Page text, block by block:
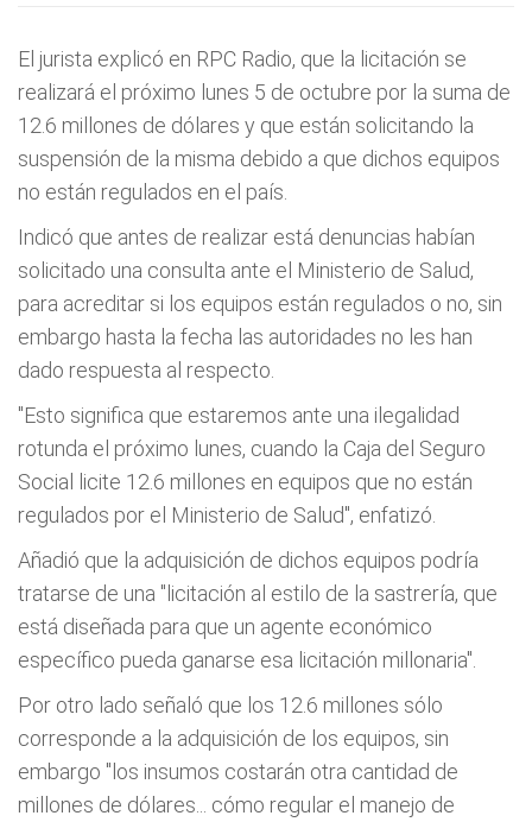
El jurista explicó en RPC Radio, que la licitación se
realizará el próximo lunes 5 de octubre por la suma de
12.6 millones de dólares y que están solicitando la
suspensión de la misma debido a que dichos equipos
no están regulados en el país.
Indicó que antes de realizar está denuncias habían
solicitado una consulta ante el Ministerio de Salud,
para acreditar si los equipos están regulados o no, sin
embargo hasta la fecha las autoridades no les han
dado respuesta al respecto.
"Esto significa que estaremos ante una ilegalidad
rotunda el próximo lunes, cuando la Caja del Seguro
Social licite 12.6 millones en equipos que no están
regulados por el Ministerio de Salud", enfatizó.
Añadió que la adquisición de dichos equipos podría
tratarse de una "licitación al estilo de la sastrería, que
está diseñada para que un agente económico
específico pueda ganarse esa licitación millonaria".
Por otro lado señaló que los 12.6 millones sólo
corresponde a la adquisición de los equipos, sin
embargo "los insumos costarán otra cantidad de
millones de dólares... cómo regular el manejo de